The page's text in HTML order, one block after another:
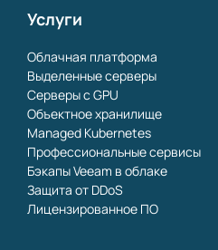
Услуги
Облачная платформа
Выделенные серверы
Серверы с GPU
Объектное хранилище
Managed Kubernetes
Профессиональные сервисы
Бэкапы Veeam в облаке
Защита от DDoS
Лицензированное ПО